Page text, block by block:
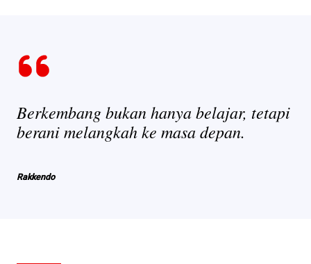
Berkembang bukan hanya belajar, tetapi
berani melangkah ke masa depan.
Rakkendo